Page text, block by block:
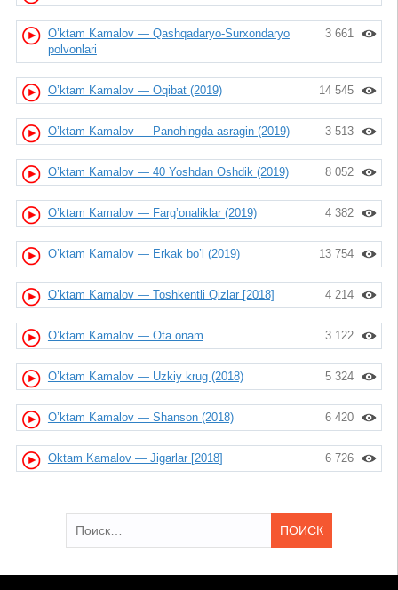
3 661
O’ktam Kamalov — Qashqadaryo-Surxondaryo
polvonlari
14 545
O’ktam Kamalov — Oqibat (2019)
3 513
O’ktam Kamalov — Panohingda asragin (2019)
8 052
O’ktam Kamalov — 40 Yoshdan Oshdik (2019)
4 382
O’ktam Kamalov — Farg’onaliklar (2019)
13 754
O’ktam Kamalov — Erkak bo’l (2019)
4 214
O’ktam Kamalov — Toshkentli Qizlar [2018]
3 122
O’ktam Kamalov — Ota onam
5 324
O’ktam Kamalov — Uzkiy krug (2018)
6 420
O’ktam Kamalov — Shanson (2018)
6 726
Oktam Kamalov — Jigarlar [2018]